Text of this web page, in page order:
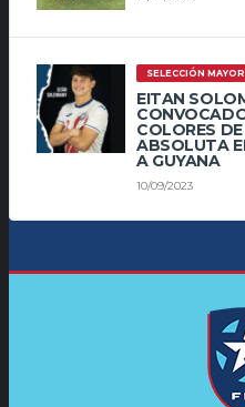
SELECCIÓN
EITAN
COLORES
ABSOLUTA
A GUYANA
10/09/2023